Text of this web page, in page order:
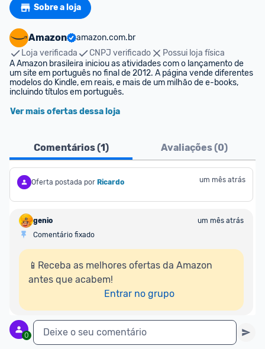
Sobre a loja
Amazon
amazon.com.br
Loja verificada
CNPJ verificado
Possui loja física
A Amazon brasileira iniciou as atividades com o lançamento de
um site em português no final de 2012. A página vende diferentes
modelos do Kindle, em reais, e mais de um milhão de e-books,
incluindo títulos em português.
Ver mais ofertas dessa loja
Comentários (1) Avaliações (0)
Oferta postada por Ricardo um mês atrás
genio
um mês atrás
Comentário fixado
📱Receba as melhores ofertas da Amazon
antes que acabem!
Entrar no grupo
0 Deixe o seu comentário